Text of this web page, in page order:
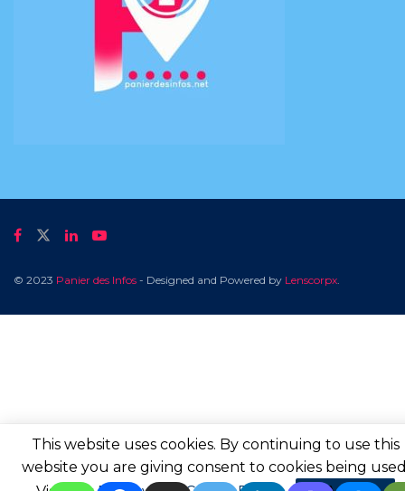
© 2023 Panier des Infos - Designed and Powered by Lenscorpx
This website uses cookies. By continuing to use this
website you are giving consent to cookies being